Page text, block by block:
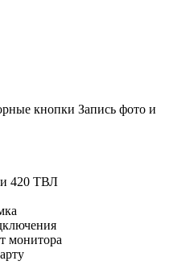
кнопки Запись фото и
420 ТВЛ
монитора